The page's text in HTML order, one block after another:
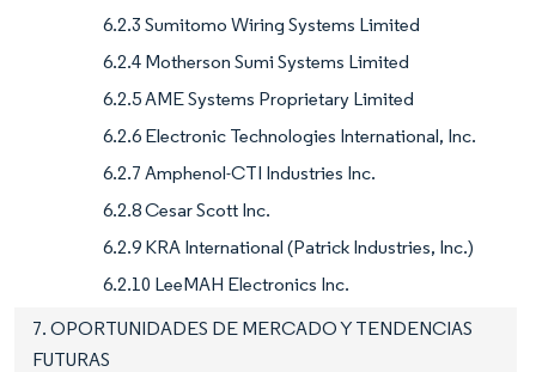
6.2.3 Sumitomo Wiring Systems Limited
6.2.4 Motherson Sumi Systems Limited
6.2.5 AME Systems Proprietary Limited
6.2.6 Electronic Technologies International, Inc.
6.2.7 Amphenol-CTI Industries Inc.
6.2.8 Cesar Scott Inc.
6.2.9 KRA International (Patrick Industries, Inc.)
6.2.10 LeeMAH Electronics Inc.
7. OPORTUNIDADES DE MERCADO Y TENDENCIAS
FUTURAS